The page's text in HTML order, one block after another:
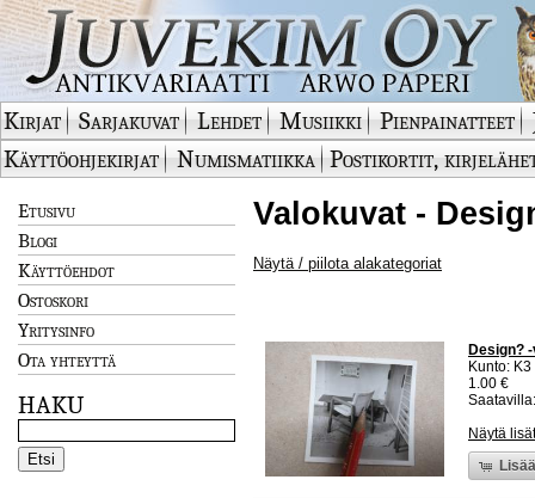
Kirjat Sarjakuvat Lehdet Musiikki Pienpainatteet
Käyttöohjekirjat
Numismatiikka Postikortit,
Etusivu
Blogi
Käyttöehdot
Ostoskori
Yritysinfo
Ota yhteyttä
HAKU
Valokuvat -
Näytä / piilota alakategoriat
Design?
Kunto:
1.00 €
Näytä